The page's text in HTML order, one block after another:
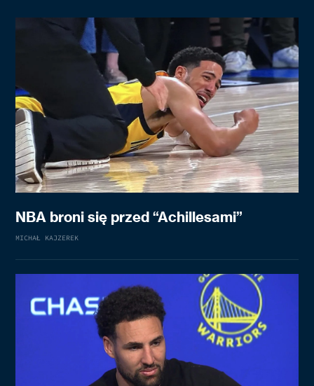
NBA broni się przed “Achillesami”
MICHAŁ KAJZEREK